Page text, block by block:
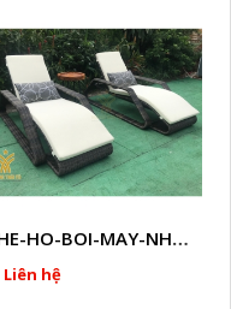
GHE-HO-BOI-MAY-NHUA-HTT - B67
Liên hệ